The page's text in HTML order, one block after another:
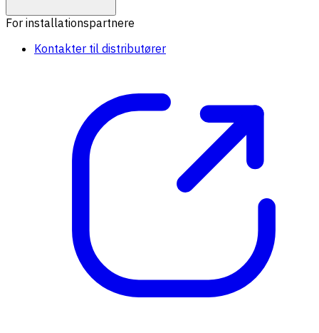
For installationspartnere
Kontakter til distributører